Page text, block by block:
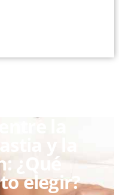
la
y la
¿Qué
elegir?